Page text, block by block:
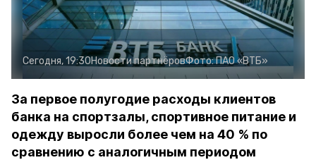
Сегодня, 19:30Новости партнёровФото:ПАО «ВТБ»
За первое полугодие расходы клиентов
банка на спортзалы, спортивное питание и
одежду выросли более чем на 40 % по
сравнению с аналогичным периодом